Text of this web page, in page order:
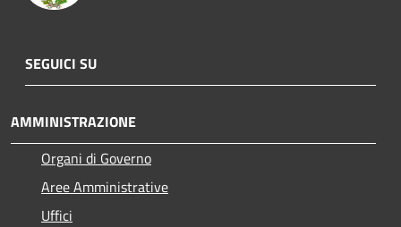
SEGUICI SU
AMMINISTRAZIONE
Organi di Governo
Aree Amministrative
Uffici